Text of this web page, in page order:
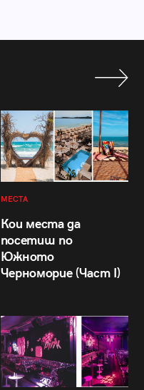
МЕСТА
Кои места да
посетиш по
Южното
Черноморие (Част I)